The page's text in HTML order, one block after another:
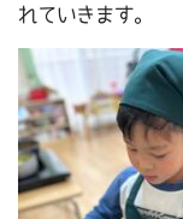
れていきます。